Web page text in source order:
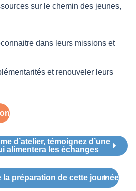
sur le chemin des jeunes,
dans leurs missions et
et renouveler leurs
d’atelier, témoignez d’une
alimentera les échanges
la préparation de cette journée